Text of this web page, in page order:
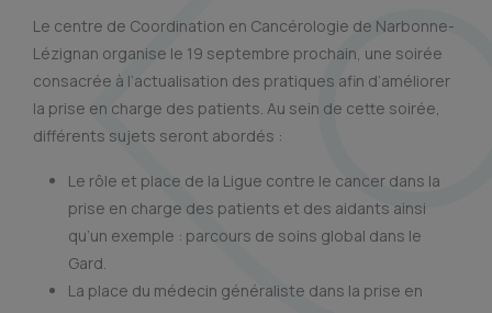
Le centre de Coordination en Cancérologie de Narbonne-
Lézignan organise le 19 septembre prochain, une soirée
consacrée à l’actualisation des pratiques afin d’améliorer
la prise en charge des patients. Au sein de cette soirée,
différents sujets seront abordés :
Le rôle et place de la Ligue contre le cancer dans la
prise en charge des patients et des aidants ainsi
qu’un exemple : parcours de soins global dans le
Gard.
La place du médecin généraliste dans la prise en